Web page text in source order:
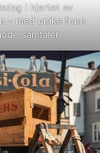
i hjertet av
– med unike funn
samtaler